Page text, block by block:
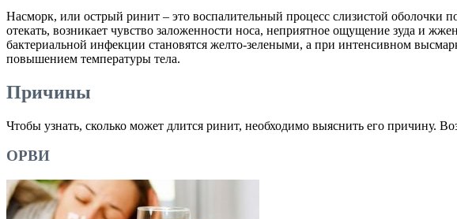
Насморк, или острый ринит – это воспалительный процесс слизистой
отекать, возникает чувство заложенности носа, неприятное ощущение зуда и
бактериальной инфекции становятся желто-зелеными, а при интенсивном
повышением температуры тела.
Причины
Чтобы узнать, сколько может длится ринит, необходимо выяснить его причину.
ОРВИ